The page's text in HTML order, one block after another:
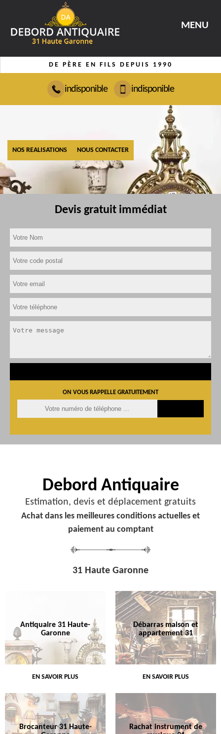
MENU
DE PÈRE EN FILS DEPUIS 1990
indisponible indisponible
NOS REALISATIONS NOUS CONTACTER
Devis gratuit immédiat
ON VOUS RAPPELLE GRATUITEMENT
Debord Antiquaire
Estimation, devis et déplacement gratuits
Achat dans les meilleures conditions actuelles et
paiement au comptant
31 Haute Garonne
Antiquaire 31 Haute-
Garonne
EN SAVOIR PLUS
Débarras maison et
appartement 31
EN SAVOIR PLUS
Brocanteur 31 Haute-
Rachat instrument de